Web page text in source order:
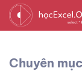
Chuyên